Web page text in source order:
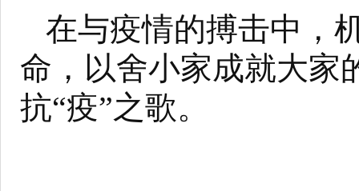
在与疫情的搏击中，
命，以舍小家成就大家
抗“疫”之歌。